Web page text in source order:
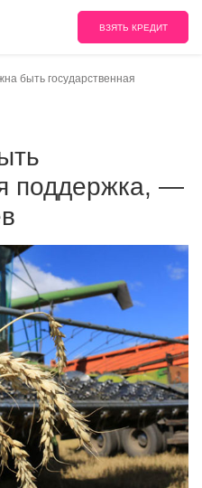
ВЗЯТЬ КРЕДИТ
быть государственная
поддержка, —